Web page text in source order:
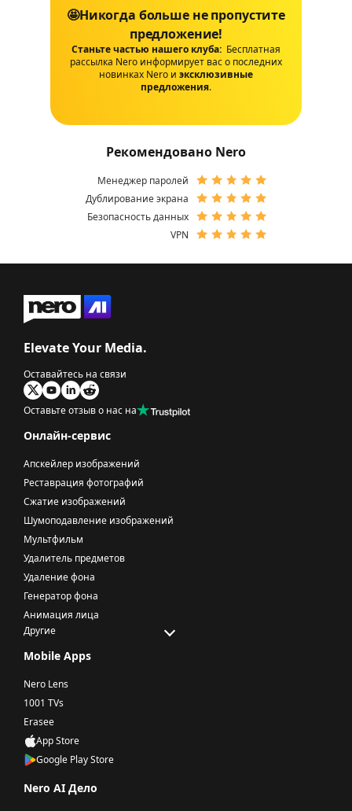
🤩Никогда больше не пропустите
предложение!
Станьте частью нашего клуба: Бесплатная
рассылка Nero информирует вас о последних
новинках Nero и эксклюзивные
предложения.
Рекомендовано Nero
Менеджер паролей
Дублирование экрана
Безопасность данных
VPN
Elevate Your Media.
Оставайтесь на связи
Оставьте отзыв о нас на
Онлайн-сервис
Апскейлер изображений
Реставрация фотографий
Сжатие изображений
Шумоподавление изображений
Мультфильм
Удалитель предметов
Удаление фона
Генератор фона
Анимация лица
Другие
Mobile Apps
Nero Lens
1001 TVs
Erasee
App Store
Google Play Store
Nero AI Дело